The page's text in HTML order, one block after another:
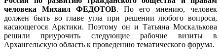
человека Михаил ФЕДОТОВ. По его мнению, человек
должен быть во главе угла при решении любого вопроса,
касающегося Арктики. Поэтому он и Татьяна Москалькова
решили приурочить следующие рабочие визиты в
Архангельскую область к проведению тематического форума.